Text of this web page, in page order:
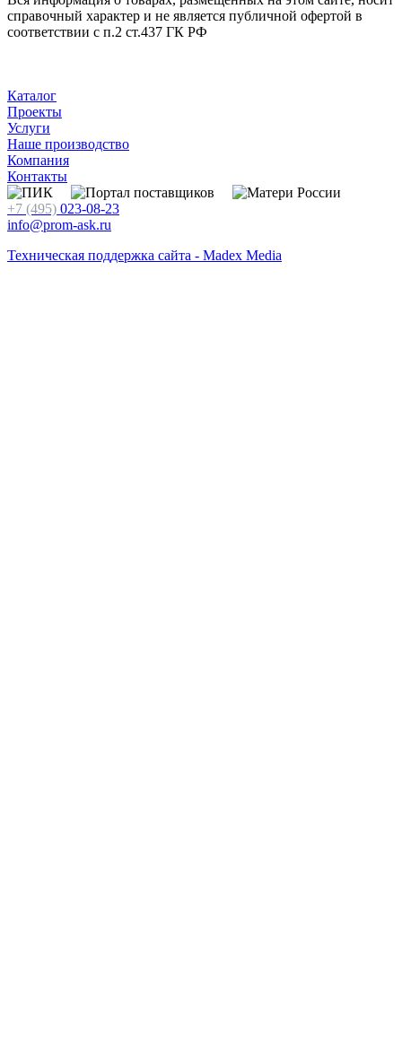
справочный характер и не является публичной офертой в
соответствии с п.2 ст.437 ГК РФ
Каталог
Проекты
Услуги
Наше производство
Компания
Контакты
+7 (495) 023-08-23
info@prom-ask.ru
Техническая поддержка сайта - Madex Media